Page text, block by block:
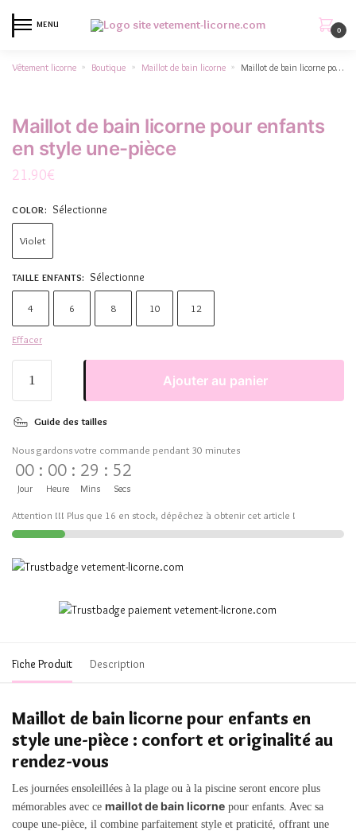
MENU
0
Vêtement licorne » Boutique » Maillot de bain licorne » Maillot de bain licorne pour enfants en style une-pièce
Maillot de bain licorne pour enfants
en style une-pièce
21.90€
COLOR: Sélectionne
Violet
TAILLE ENFANTS: Sélectionne
4 6 8 10 12
Effacer
Ajouter au panier
Guide des tailles
Nous gardons votre commande pendant 30 minutes
00
Jour
: 00
Heure
: 29
Mins
: 51
Secs
Attention !!! Plus que 16 en stock, dépêchez à obtenir cet article !
Fiche Produit Description
Maillot de bain licorne pour enfants en
style une-pièce : confort et originalité au
rendez-vous
Les journées ensoleillées à la plage ou à la piscine seront encore plus
mémorables avec ce maillot de bain licorne pour enfants. Avec sa
coupe une-pièce, il combine parfaitement style et praticité, offrant une